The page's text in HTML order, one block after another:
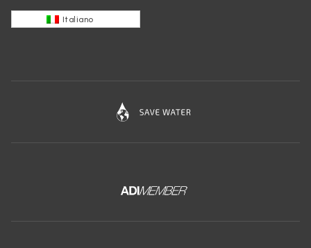
Italiano